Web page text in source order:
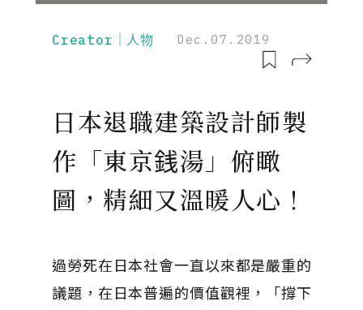
Creator｜人物 Dec.07.2019
日本退職建築設計師製
作「東京銭湯」俯瞰
圖，精細又溫暖人心！
過勞死在日本社會一直以來都是嚴重的
議題，在日本普遍的價值觀裡，「撐下